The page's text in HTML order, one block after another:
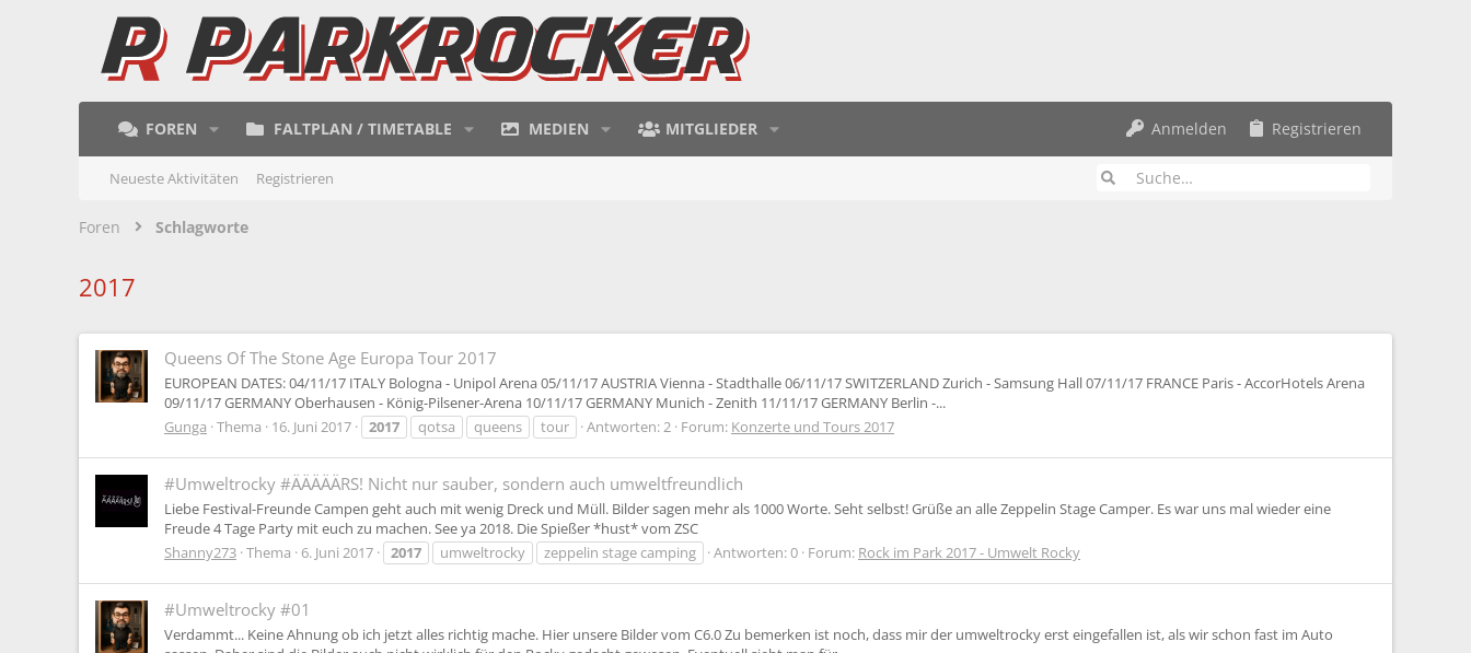
FOREN FALTPLAN / TIMETABLE MEDIEN MITGLIEDER Anmelden Registrieren
Neueste Aktivitäten Registrieren
Foren Schlagworte
2017
Queens Of The Stone Age Europa Tour 2017
EUROPEAN DATES: 04/11/17 ITALY Bologna - Unipol Arena 05/11/17 AUSTRIA Vienna - Stadthalle 06/11/17 SWITZERLAND Zurich - Samsung Hall 07/11/17 FRANCE Paris - AccorHotels Arena
09/11/17 GERMANY Oberhausen - König-Pilsener-Arena 10/11/17 GERMANY Munich - Zenith 11/11/17 GERMANY Berlin -...
Gunga Thema 16. Juni 2017 2017 qotsa queens tour Antworten: 2 Forum: Konzerte und Tours 2017
#Umweltrocky #ÄÄÄÄÄRS! Nicht nur sauber, sondern auch umweltfreundlich
Liebe Festival-Freunde Campen geht auch mit wenig Dreck und Müll. Bilder sagen mehr als 1000 Worte. Seht selbst! Grüße an alle Zeppelin Stage Camper. Es war uns mal wieder eine
Freude 4 Tage Party mit euch zu machen. See ya 2018. Die Spießer *hust* vom ZSC
Shanny273 Thema 6. Juni 2017 2017 umweltrocky zeppelin stage camping Antworten: 0 Forum: Rock im Park 2017 - Umwelt Rocky
#Umweltrocky #01
Verdammt... Keine Ahnung ob ich jetzt alles richtig mache. Hier unsere Bilder vom C6.0 Zu bemerken ist noch, dass mir der umweltrocky erst eingefallen ist, als wir schon fast im Auto